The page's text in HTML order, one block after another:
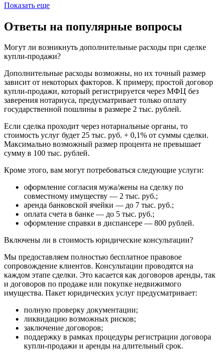
Показать еще
Ответы на популярные вопросы
Могут ли возникнуть дополнительные расходы при сделке
купли-продажи?
Дополнительные расходы возможны, но их точный размер
зависит от некоторых факторов. К примеру, простой договор
купли-продажи, который регистрируется через МФЦ без
заверения нотариуса, предусматривает только оплату
государственной пошлины в размере 2 тыс. рублей.
Если сделка проходит через нотариальные органы, то
стоимость услуг будет 25 тыс. руб. + 0,1% от суммы сделки.
Максимально возможный размер процента не превышает
сумму в 100 тыс. рублей.
Кроме этого, вам могут потребоваться следующие услуги:
оформление согласия мужа/жены на сделку по
совместному имуществу — 2 тыс. руб.;
аренда банковской ячейки — до 7 тыс. руб.;
оплата счета в банке — до 5 тыс. руб.;
оформление справки в диспансере — 800 рублей.
Включены ли в стоимость юридические консультации?
Мы предоставляем полностью бесплатное правовое
сопровождение клиентов. Консультации проводятся на
каждом этапе сделки. Это касается как договоров аренды, так
и договоров по продаже или покупке недвижимого
имущества. Пакет юридических услуг предусматривает:
полную проверку документации;
ликвидацию возможных рисков;
заключение договоров;
поддержку в рамках процедуры регистрации договора
купли-продажи и аренды на длительный срок.